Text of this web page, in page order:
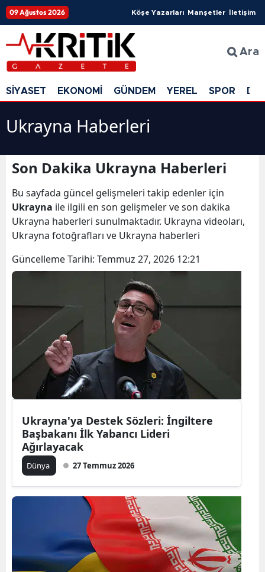
09 Ağustos 2026 Köşe Yazarları Manşetler İletişim
Ara
SİYASET EKONOMİ GÜNDEM YEREL SPOR
Ukrayna Haberleri
Son Dakika Ukrayna Haberleri
Bu sayfada güncel gelişmeleri takip edenler için
Ukrayna ile ilgili en son gelişmeler ve son dakika
Ukrayna haberleri sunulmaktadır. Ukrayna videoları,
Ukrayna fotoğrafları ve Ukrayna haberleri
Güncelleme Tarihi: Temmuz 27, 2026 12:21
Ukrayna'ya Destek Sözleri: İngiltere
Başbakanı İlk Yabancı Lideri
Ağırlayacak
Dünya 27 Temmuz 2026